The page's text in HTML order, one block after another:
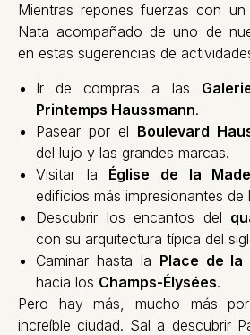
Mientras repones fuerzas con
Nata acompañado de uno de
en estas sugerencias de
Ir de compras a las
Printemps Haussmann.
Pasear por el Boulevard
del lujo y las grandes marcas.
Visitar la Église de la
edificios más impresionantes de
Descubrir los encantos del
con su arquitectura típica del
Caminar hasta la Place de la
hacia los Champs-Élysées.
Pero hay más, mucho más
increíble ciudad. Sal a descubrir